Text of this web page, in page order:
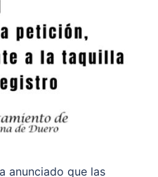
anunciado que las